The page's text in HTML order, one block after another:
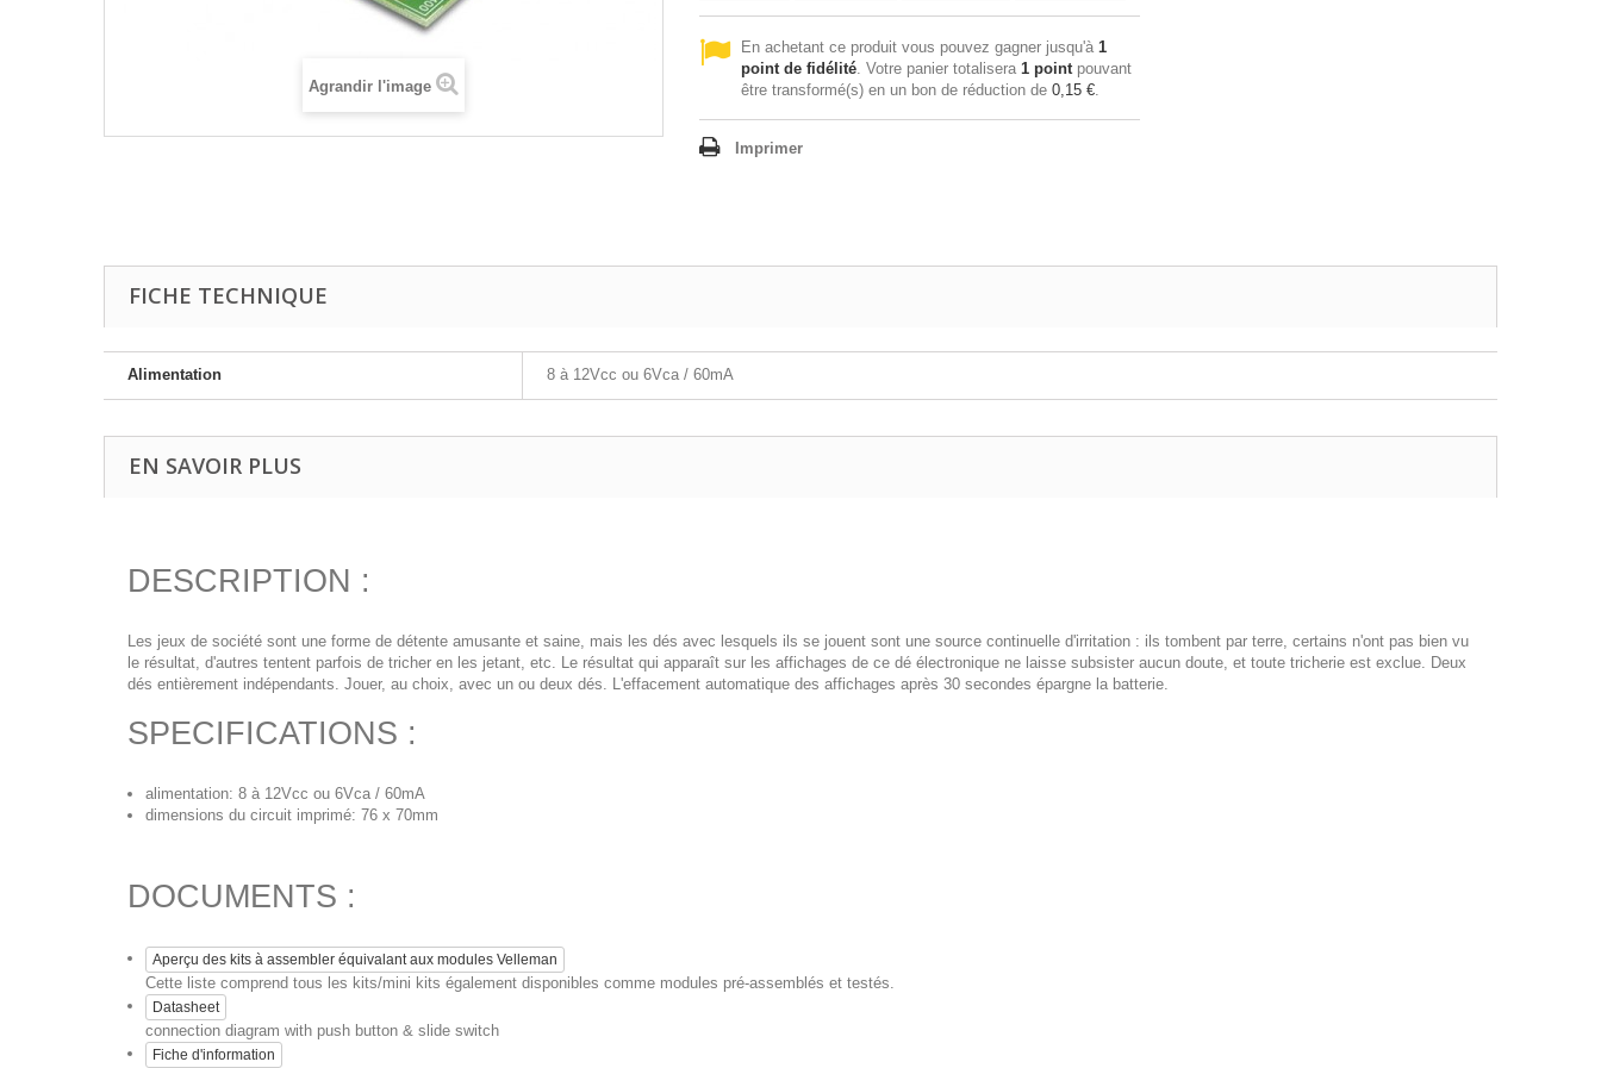
Agrandir l'image
En achetant ce produit vous pouvez gagner jusqu'à 1
point de fidélité. Votre panier totalisera 1 pointpouvant
être transformé(s) en un bon de réduction de 0,15 €.
Imprimer
FICHE TECHNIQUE
Alimentation 8 à 12Vcc ou 6Vca / 60mA
EN SAVOIR PLUS
DESCRIPTION :
Les jeux de société sont une forme de détente amusante et saine, mais les dés avec lesquels ils se jouent sont une source continuelle d'irritation : ils tombent par terre, certains n'ont pas bien vu
le résultat, d'autres tentent parfois de tricher en les jetant, etc. Le résultat qui apparaît sur les affichages de ce dé électronique ne laisse subsister aucun doute, et toute tricherie est exclue. Deux
dés entièrement indépendants. Jouer, au choix, avec un ou deux dés. L'effacement automatique des affichages après 30 secondes épargne la batterie.
SPECIFICATIONS :
alimentation: 8 à 12Vcc ou 6Vca / 60mA
dimensions du circuit imprimé: 76 x 70mm
DOCUMENTS :
Aperçu des kits à assembler équivalant aux modules Velleman
Cette liste comprend tous les kits/mini kits également disponibles comme modules pré-assemblés et testés.
Datasheet
connection diagram with push button & slide switch
Fiche d'information